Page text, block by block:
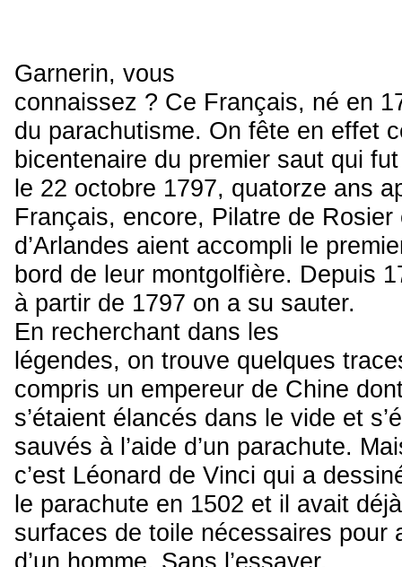
Garnerin, vous
connaissez ? Ce Français, né en
du parachutisme. On fête en effet
bicentenaire du premier saut qui
le 22 octobre 1797, quatorze ans
Français, encore, Pilatre de Rosier
d’Arlandes aient accompli le
bord de leur montgolfière. Depuis
à partir de 1797 on a su sauter.
En recherchant dans les
légendes, on trouve quelques
compris un empereur de Chine
s’étaient élancés dans le vide et
sauvés à l’aide d’un parachute.
c’est Léonard de Vinci qui a
le parachute en 1502 et il avait
surfaces de toile nécessaires pour
d’un homme. Sans l’essayer.